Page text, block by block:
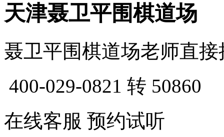
天津聂卫平围棋道场
聂卫平围棋道场老师直接
400-029-0821 转 50860
在线客服 预约试听